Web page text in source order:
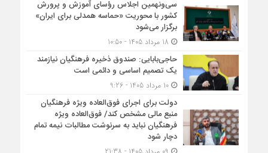
سی‌ونهمین اجلاس رؤسای آموزش و پرورش
کشور با محوریت «حماسه همدلی برای ایران»
برگزار می‌شود
حاجی‌بابایی: صندوق ذخیره فرهنگیان نیازمند
یک تصمیم اساسی و دائمی است
10 مرداد 1405 - 9:26
دولت برای اجرای فوق‌العاده ویژه فرهنگیان
منبع مالی مشخص کند/ فوق‌العاده ویژه
فرهنگیان نباید به سرنوشت مطالبات نیمه‌ تمام
دچار شود